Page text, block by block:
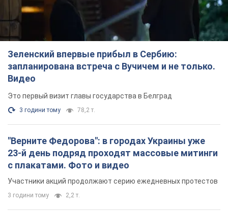
Зеленский впервые прибыл в Сербию:
запланирована встреча с Вучичем и не только.
Видео
Это первый визит главы государства в Белград
3 години тому 78,2 т.
"Верните Федорова": в городах Украины уже
23-й день подряд проходят массовые митинги
с плакатами. Фото и видео
Участники акций продолжают серию ежедневных протестов
3 години тому 2,2 т.